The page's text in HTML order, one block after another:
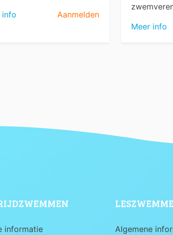
info
Aanmelden
Meer info
informatie
Algemene